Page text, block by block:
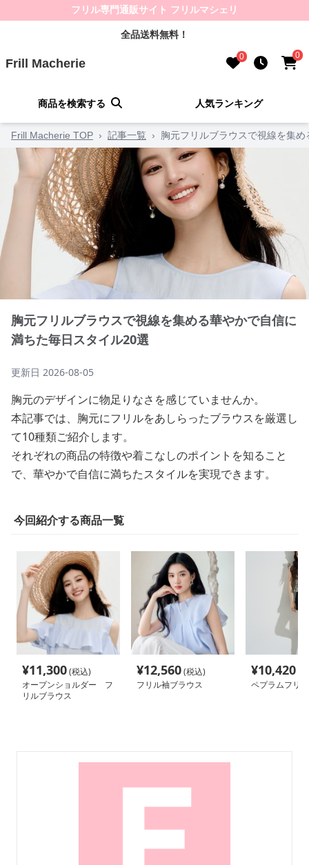
フリル専門通販サイト フリルマシェリ
全品送料無料！
Frill Macherie 0 0
商品を検索する 人気ランキング
Frill Macherie TOP › 記事一覧 › 胸元フリルブラウスで視線を集
胸元フリルブラウスで視線を集める華やかで自信に
満ちた毎日スタイル20選
更新日 2026-08-05
胸元のデザインに物足りなさを感じていませんか。
本記事では、胸元にフリルをあしらったブラウスを厳選し
て10種類ご紹介します。
それぞれの商品の特徴や着こなしのポイントを知ること
で、華やかで自信に満ちたスタイルを実現できます。
今回紹介する商品一覧
¥11,300(税込)
オープンショルダー フ
リルブラウス
¥12,560(税込)
フリル袖ブラウス
¥10,420
ペプラムフリ